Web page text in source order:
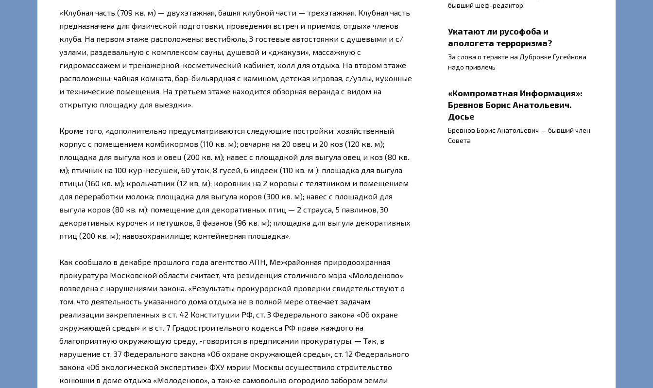
«Клубная часть (709 кв. м) — двухэтажная, башня клубной части — трехэтажная. Клубная часть
предназначена для физической подготовки, проведения встреч и приемов, отдыха членов
клуба. На первом этаже расположены: вестибюль, 3 гостевые автостоянки с душевыми и с/
узлами, раздевальную с комплексом сауны, душевой и «джакузи», массажную с
гидромассажем и тренажерной, косметический кабинет, холл для отдыха. На втором этаже
расположены: чайная комната, бар-бильярдная с камином, детская игровая, с/узлы, кухонные
и технические помещения. На третьем этаже находится обзорная веранда с видом на
открытую площадку для выездки».
Кроме того, «дополнительно предусматриваются следующие постройки: хозяйственный
корпус с помещением комбикормов (110 кв. м); овчарня на 20 овец и 20 коз (120 кв. м);
площадка для выгула коз и овец (200 кв. м); навес с площадкой для выгула овец и коз (80 кв.
м); птичник на 100 кур-несушек, 60 уток, 8 гусей, 6 индеек (110 кв. м ); площадка для выгула
птицы (160 кв. м); крольчатник (12 кв. м); коровник на 2 коровы с телятником и помещением
для переработки молока; площадка для выгула коров (300 кв. м); навес с площадкой для
выгула коров (80 кв. м); помещение для декоративных птиц — 2 страуса, 5 павлинов, 30
декоративных курочек и петушков, 8 фазанов (96 кв. м); площадка для выгула декоративных
птиц (200 кв. м); навозохранилище; контейнерная площадка».
Как сообщало в декабре прошлого года агентство АПН, Межрайонная природоохранная
прокуратура Московской области считает, что резиденция столичного мэра «Молоденово»
возведена с нарушениями закона. «Результаты прокурорской проверки свидетельствуют о
том, что деятельность указанного дома отдыха не в полной мере отвечает задачам
реализации закрепленных в ст. 42 Конституции РФ, ст. 3 Федерального закона «Об охране
окружающей среды» и в ст. 7 Градостроительного кодекса РФ права каждого на
благоприятную окружающую среду, -говорится в предписании прокуратуры. — Так, в
нарушение ст. 37 Федерального закона «Об охране окружающей среды», ст. 12 Федерального
закона «Об экологической экспертизе» ФХУ мэрии Москвы осуществило строительство
конюшни в доме отдыха «Молоденово», а также самовольно огородило забором земли
бывший шеф-редактор
Укатают ли русофоба и
апологета терроризма?
За слова о теракте на Дубровке Гусейнова
надо привлечь
«Компроматная Информация»:
Бревнов Борис Анатольевич.
Досье
Бревнов Борис Анатольевич — бывший член
Совета